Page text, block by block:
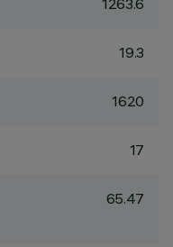
1263.6
19.3
1620
17
65.47